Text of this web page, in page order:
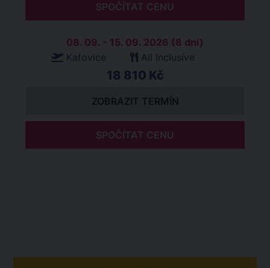
SPOČÍTAT CENU
08. 09. - 15. 09. 2026 (8 dní)
Katovice
All Inclusive
18 810 Kč
ZOBRAZIT TERMÍN
SPOČÍTAT CENU